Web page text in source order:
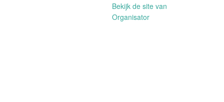
Bekijk de site van
Organisator